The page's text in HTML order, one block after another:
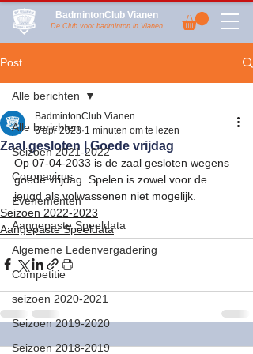
BadmintonClub Vianen
De Club voor badminton in Vianen
Post
Alle berichten
Seizoen 2021-2022
Coronavirus
Evenementen
Aangepaste Speeldata
Algemene Ledenvergadering
Competitie
seizoen 2020-2021
Seizoen 2019-2020
Seizoen 2018-2019
Alle berichten
Zaal gesloten | Goede vrijdag
BadmintonClub Vianen
6 apr 2023 1 minuten om te lezen
Op 07-04-2033 is de zaal gesloten wegens
goede vrijdag. Spelen is zowel voor de
jeugd als volwassenen niet mogelijk.
Seizoen 2022-2023
Aangepaste Speeldata